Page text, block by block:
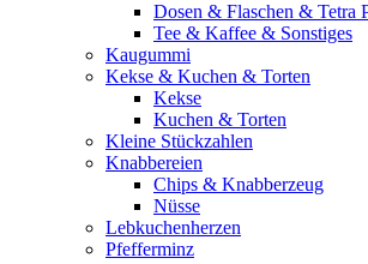
Dosen & Flaschen & Tetra
Tee & Kaffee & Sonstiges
Kaugummi
Kekse & Kuchen & Torten
Kekse
Kuchen & Torten
Kleine Stückzahlen
Knabbereien
Chips & Knabberzeug
Nüsse
Lebkuchenherzen
Pfefferminz